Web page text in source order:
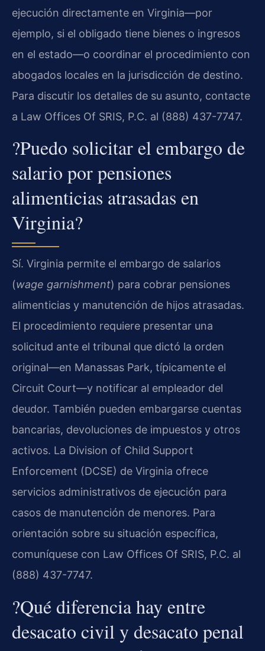
ejecución directamente en Virginia—por
ejemplo, si el obligado tiene bienes o ingresos
en el estado—o coordinar el procedimiento con
abogados locales en la jurisdicción de destino.
Para discutir los detalles de su asunto, contacte
a Law Offices Of SRIS, P.C. al (888) 437-7747.
?Puedo solicitar el embargo de
salario por pensiones
alimenticias atrasadas en
Virginia?
Sí. Virginia permite el embargo de salarios
(wage garnishment) para cobrar pensiones
alimenticias y manutención de hijos atrasadas.
El procedimiento requiere presentar una
solicitud ante el tribunal que dictó la orden
original—en Manassas Park, típicamente el
Circuit Court—y notificar al empleador del
deudor. También pueden embargarse cuentas
bancarias, devoluciones de impuestos y otros
activos. La Division of Child Support
Enforcement (DCSE) de Virginia ofrece
servicios administrativos de ejecución para
casos de manutención de menores. Para
orientación sobre su situación específica,
comuníquese con Law Offices Of SRIS, P.C. al
(888) 437-7747.
?Qué diferencia hay entre
desacato civil y desacato penal